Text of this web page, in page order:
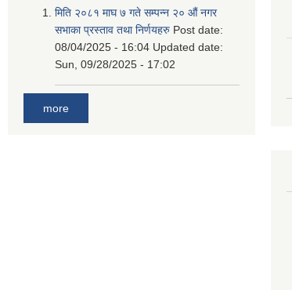
मिति २०८१ माघ ७ गते सम्पन्न २० औं नगर
सभाका प्रस्ताव तथा निर्णयहरु Post date:
08/04/2025 - 16:04 Updated date:
Sun, 09/28/2025 - 17:02
more